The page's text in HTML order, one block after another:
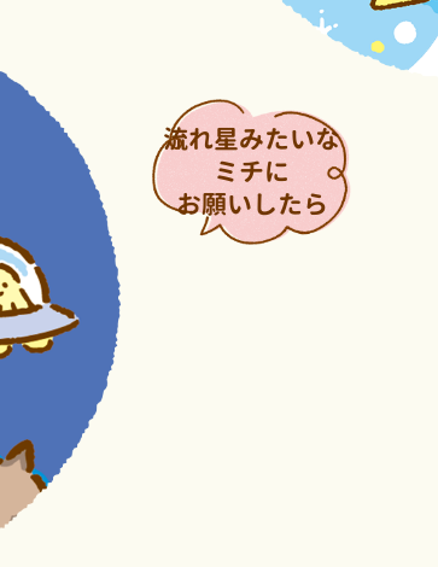
流れ星みたいな
ミチに
お願いしたら